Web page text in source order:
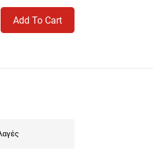
Add To Cart